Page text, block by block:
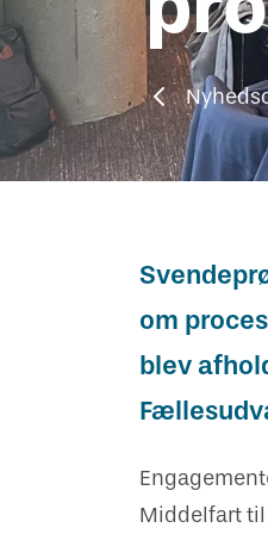
om
blev
Middelfart til
Vejledning om oplæring
Har du kendskab til
oplæringsforhold?
Uenighed og tvister
Skuemestre
Rådgivning
Job